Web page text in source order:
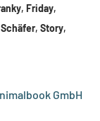
, Friday,
Schäfer, Story,
GmbH